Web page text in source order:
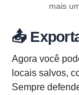
mais
📤
Agora você
locais salvos,
Sempre